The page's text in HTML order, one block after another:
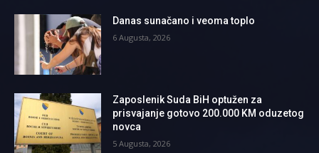
Danas sunačano i veoma toplo
6 Augusta, 2026
Zaposlenik Suda BiH optužen za
prisvajanje gotovo 200.000 KM oduzetog
novca
5 Augusta, 2026